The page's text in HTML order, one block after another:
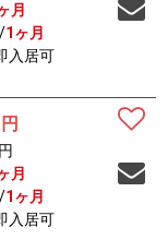
月
/1ヶ月
入居可
円
月
/1ヶ月
入居可